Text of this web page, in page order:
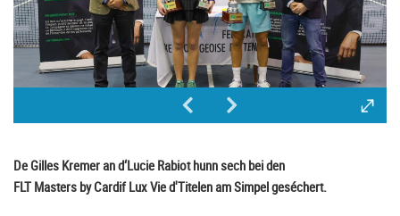
De Gilles Kremer an d‘Lucie Rabiot hunn sech bei den
FLT Masters by Cardif Lux Vie d'Titelen am Simpel geséchert.